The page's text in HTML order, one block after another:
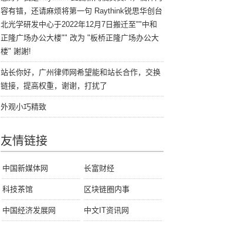
容有错，还请麻烦将第一句 Raythink锐思华创台
北光学研发中心于2022年12月7日搬迁至""中和
正隆广场办公大楼"" 改为 "板桥正隆广场办公大
楼" 謝謝!
站长你好，广州律师网希望能和站长合作，交换
链接，提高权重，谢谢，打扰了
外观小巧精致
友情链接
中国新媒体网 长富财经
科技茶馆 区块链圈内事
中国经济发展网 中文IT资讯网